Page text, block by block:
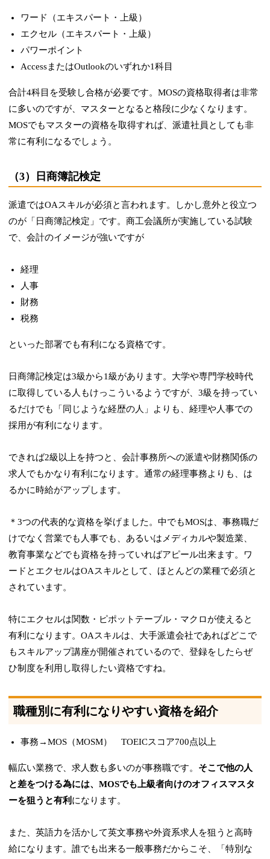
ワード（エキスパート・上級）
エクセル（エキスパート・上級）
パワーポイント
AccessまたはOutlookのいずれか1科目
合計4科目を受験し合格が必要です。MOSの資格取得者は非常
に多いのですが、マスターとなると格段に少なくなります。
MOSでもマスターの資格を取得すれば、派遣社員としても非
常に有利になるでしょう。
（3）日商簿記検定
派遣ではOAスキルが必須と言われます。しかし意外と役立つ
のが「日商簿記検定」です。商工会議所が実施している試験
で、会計のイメージが強いですが
経理
人事
財務
税務
といった部署でも有利になる資格です。
日商簿記検定は3級から1級があります。大学や専門学校時代
に取得している人もけっこういるようですが、3級を持ってい
るだけでも「同じような経歴の人」よりも、経理や人事での
採用が有利になります。
できれば2級以上を持つと、会計事務所への派遣や財務関係の
求人でもかなり有利になります。通常の経理事務よりも、は
るかに時給がアップします。
＊3つの代表的な資格を挙げました。中でもMOSは、事務職だ
けでなく営業でも人事でも、あるいはメディカルや製造業、
教育事業などでも資格を持っていればアピール出来ます。ワ
ードとエクセルはOAスキルとして、ほとんどの業種で必須と
されています。
特にエクセルは関数・ピポットテーブル・マクロが使えると
有利になります。OAスキルは、大手派遣会社であればどこで
もスキルアップ講座が開催されているので、登録をしたらぜ
ひ制度を利用し取得したい資格ですね。
職種別に有利になりやすい資格を紹介
事務→MOS（MOSM） TOEICスコア700点以上
幅広い業務で、求人数も多いのが事務職です。 そこで他の人
と差をつける為には、MOSでも上級者向けのオフィスマスタ
ーを狙うと有利 になります。
また、英語力を活かして英文事務や外資系求人を狙うと高時
給になります。誰でも出来る一般事務だからこそ、「特別な